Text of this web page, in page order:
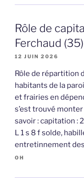
Rôle de
Ferchaud
12 JUIN 2026
Rôle de répartition
habitants de la
et frairies en
s’est trouvé
savoir : capitation :
L 1 s 8 f solde,
entretinnement
OH